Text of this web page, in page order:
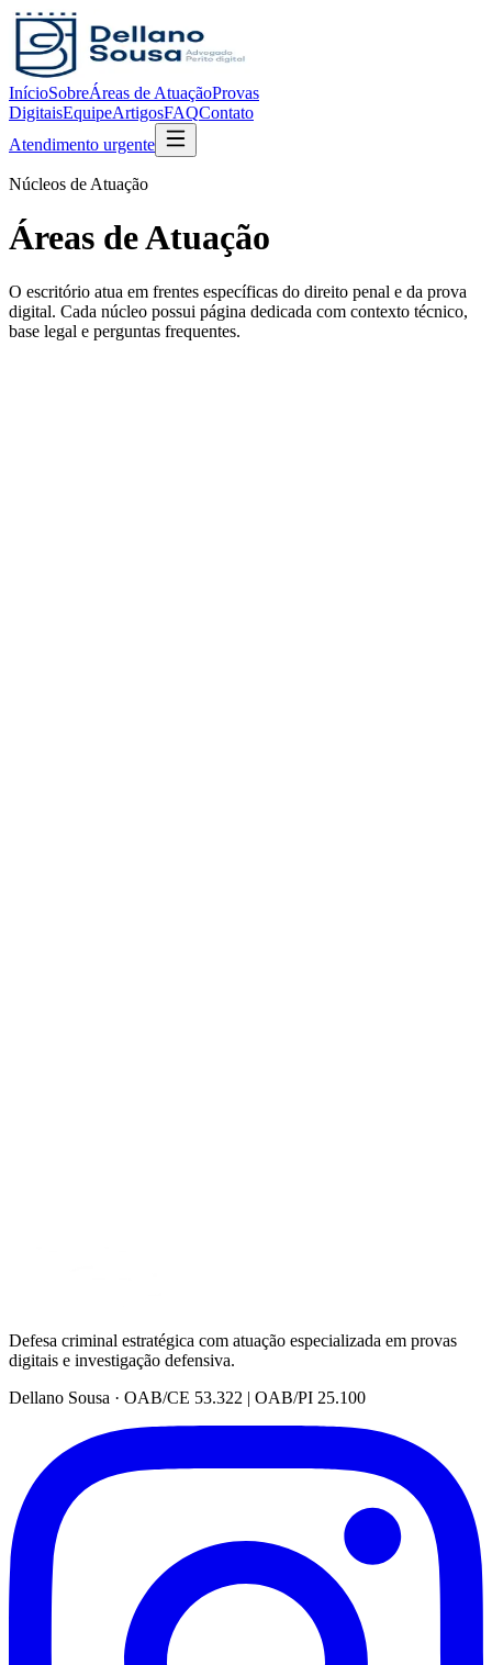
InícioSobreÁreas de AtuaçãoProvas
DigitaisEquipeArtigosFAQContato
Atendimento urgente
Núcleos de Atuação
Áreas de Atuação
O escritório atua em frentes específicas do direito penal e da prova
digital. Cada núcleo possui página dedicada com contexto técnico,
base legal e perguntas frequentes.
Defesa criminal estratégica com atuação especializada em provas
digitais e investigação defensiva.
Dellano Sousa · OAB/CE 53.322 | OAB/PI 25.100